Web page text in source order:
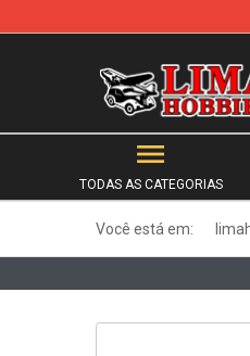
b
TODAS AS CATEGORIAS
Você está em: